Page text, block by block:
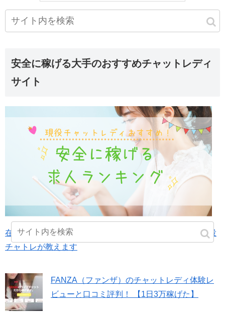
安全に稼げる大手のおすすめチャットレディ
サイト
在宅チャットレディの安全で稼げるサイトランキング-現役
チャトレが教えます
FANZA（ファンザ）のチャットレディ体験レ
ビューと口コミ評判！ 【1日3万稼げた】